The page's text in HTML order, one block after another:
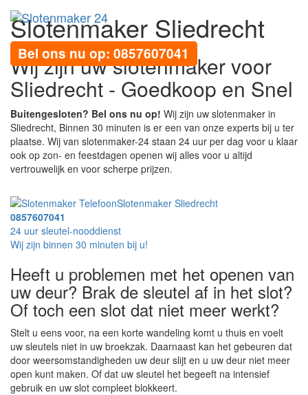
Bel ons nu op: 0857607041
Slotenmaker Sliedrecht
Wij zijn uw slotenmaker voor
Sliedrecht - Goedkoop en Snel
Buitengesloten? Bel ons nu op! Wij zijn uw slotenmaker in
Sliedrecht, Binnen 30 minuten is er een van onze experts bij u ter
plaatse. Wij van slotenmaker-24 staan 24 uur per dag voor u klaar
ook op zon- en feestdagen openen wij alles voor u altijd
vertrouwelijk en voor scherpe prijzen.
Slotenmaker Sliedrecht
0857607041
24 uur sleutel-nooddienst
Wij zijn binnen 30 minuten bij u!
Heeft u problemen met het openen van
uw deur? Brak de sleutel af in het slot?
Of toch een slot dat niet meer werkt?
Stelt u eens voor, na een korte wandeling komt u thuis en voelt
uw sleutels niet in uw broekzak. Daarnaast kan het gebeuren dat
door weersomstandigheden uw deur slijt en u uw deur niet meer
open kunt maken. Of dat uw sleutel het begeeft na intensief
gebruik en uw slot compleet blokkeert.